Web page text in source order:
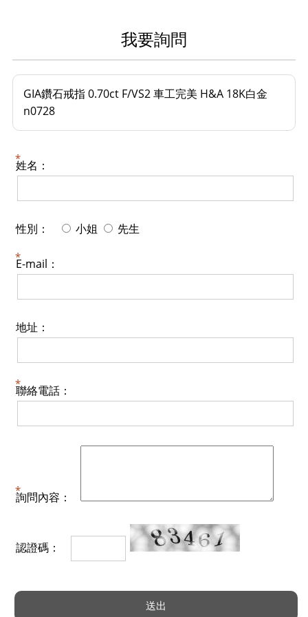
我要詢問
GIA鑽石戒指 0.70ct F/VS2 車工完美 H&A 18K白金
n0728
姓名：
性別： 小姐 先生
E-mail：
地址：
聯絡電話：
詢問內容：
認證碼：